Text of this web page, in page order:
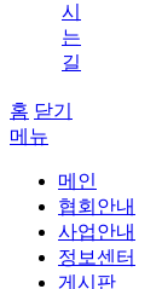
시
는
길
홈 닫기
메뉴
메인
협회안내
사업안내
정보센터
게시판